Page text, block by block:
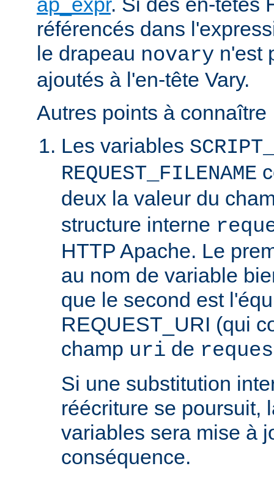
référencés dans
le drapeau novary n'est
ajoutés à l'en-tête Vary.
Autres points à connaître
Les variables
REQUEST_FILENAME
deux la valeur du
structure interne
HTTP Apache. Le
au nom de variable
que le second est
REQUEST_URI (qui
champ uri de
Si une substitution
réécriture se poursuit,
variables sera mise à
conséquence.